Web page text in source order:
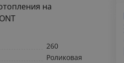
на
260
Роликовая